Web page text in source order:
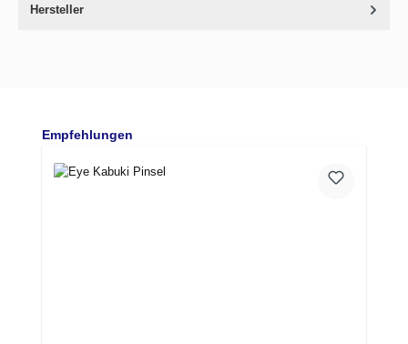
Hersteller
Produktgalerie überspringen
Empfehlungen